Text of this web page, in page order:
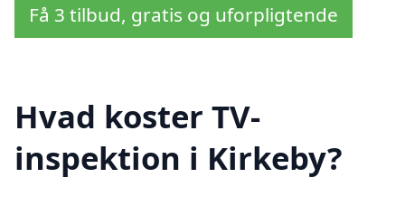
Få 3 tilbud, gratis og uforpligtende
Hvad koster TV-
inspektion i Kirkeby?